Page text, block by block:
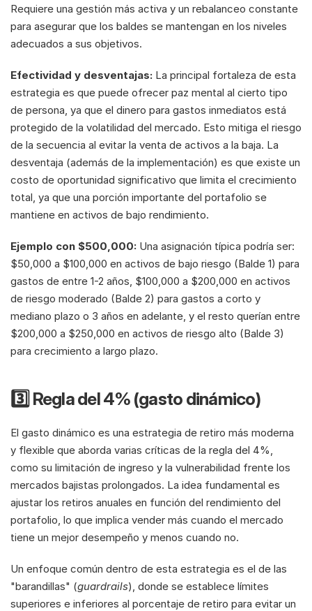
Requiere una gestión más activa y un rebalanceo constante
para asegurar que los baldes se mantengan en los niveles
adecuados a sus objetivos.
Efectividad y desventajas: La principal fortaleza de esta
estrategia es que puede ofrecer paz mental al cierto tipo
de persona, ya que el dinero para gastos inmediatos está
protegido de la volatilidad del mercado. Esto mitiga el riesgo
de la secuencia al evitar la venta de activos a la baja. La
desventaja (además de la implementación) es que existe un
costo de oportunidad significativo que limita el crecimiento
total, ya que una porción importante del portafolio se
mantiene en activos de bajo rendimiento.
Ejemplo con $500,000: Una asignación típica podría ser:
$50,000 a $100,000 en activos de bajo riesgo (Balde 1) para
gastos de entre 1-2 años, $100,000 a $200,000 en activos
de riesgo moderado (Balde 2) para gastos a corto y
mediano plazo o 3 años en adelante, y el resto querían entre
$200,000 a $250,000 en activos de riesgo alto (Balde 3)
para crecimiento a largo plazo.
3️⃣ Regla del 4% (gasto dinámico)
El gasto dinámico es una estrategia de retiro más moderna
y flexible que aborda varias críticas de la regla del 4%,
como su limitación de ingreso y la vulnerabilidad frente los
mercados bajistas prolongados. La idea fundamental es
ajustar los retiros anuales en función del rendimiento del
portafolio, lo que implica vender más cuando el mercado
tiene un mejor desempeño y menos cuando no.
Un enfoque común dentro de esta estrategia es el de las
"barandillas" (guardrails), donde se establece límites
superiores e inferiores al porcentaje de retiro para evitar un